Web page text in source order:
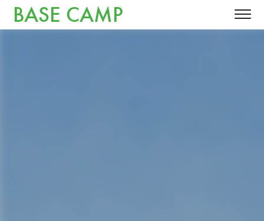
BASE CAMP